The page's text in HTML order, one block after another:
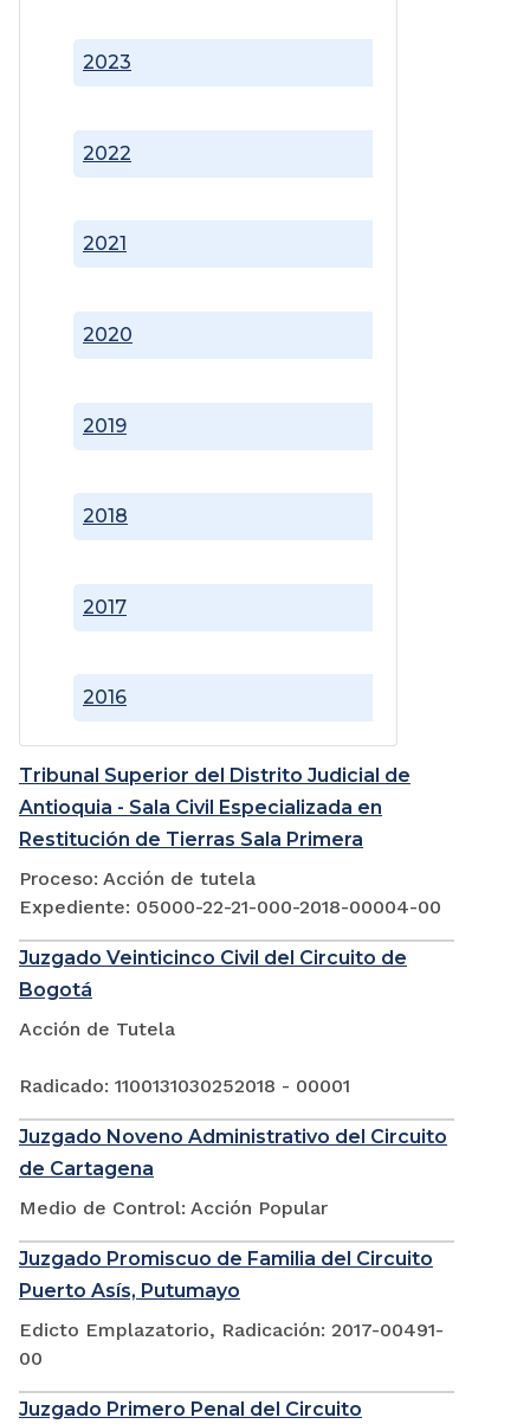
2016
2017
2018
2019
2020
2021
2022
2023
Tribunal Superior del Distrito Judicial de
Antioquia - Sala Civil Especializada en
Restitución de Tierras Sala Primera
Proceso: Acción de tutela
Expediente: 05000-22-21-000-2018-00004-00
Juzgado Veinticinco Civil del Circuito de
Bogotá
Acción de Tutela
Radicado: 1100131030252018 - 00001
Juzgado Noveno Administrativo del Circuito
de Cartagena
Medio de Control: Acción Popular
Juzgado Promiscuo de Familia del Circuito
Puerto Asís, Putumayo
Edicto Emplazatorio, Radicación: 2017-00491-
00
Juzgado Primero Penal del Circuito